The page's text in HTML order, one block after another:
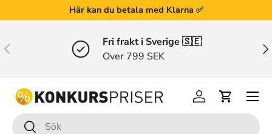
Gå till innehållet
Här kan du betala med Klarna ✅
Tidigare
Fri frakt i Sverige 🇸🇪
Over 799 SEK
Sök
Sök
Logga inVarukorg
Menu